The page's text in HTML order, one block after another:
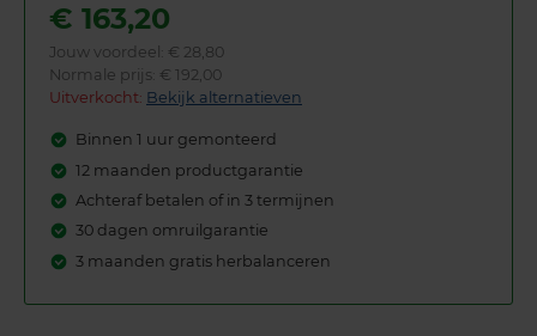
€ 163,20
Jouw voordeel: € 28,80
Normale prijs: € 192,00
Uitverkocht: Bekijk alternatieven
Binnen 1 uur gemonteerd
12 maanden productgarantie
Achteraf betalen of in 3 termijnen
30 dagen omruilgarantie
3 maanden gratis herbalanceren